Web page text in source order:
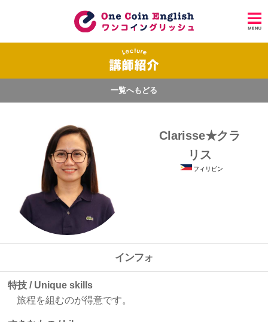
一覧へもどる
Clarisse★クラ
リス
フィリピン
インフォ
特技 / Unique skills
旅程を組むのが得意です。